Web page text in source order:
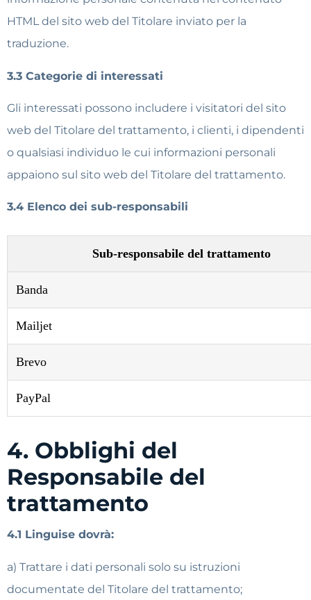
HTML del sito web del Titolare inviato per la
traduzione.
3.3 Categorie di interessati
Gli interessati possono includere i visitatori del sito
web del Titolare del trattamento, i clienti, i dipendenti
o qualsiasi individuo le cui informazioni personali
appaiono sul sito web del Titolare del trattamento.
3.4 Elenco dei sub-responsabili
Sub-responsabile del trattamento
Banda
Mailjet
Brevo
PayPal
4. Obblighi del
Responsabile del
trattamento
4.1 Linguise dovrà:
a) Trattare i dati personali solo su istruzioni
documentate del Titolare del trattamento;